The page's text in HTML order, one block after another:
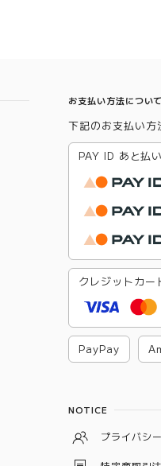
お支払い方法について
下記のお支払い方
PAY ID あと払い
クレジットカー
PayPay
NOTICE
プライバシ